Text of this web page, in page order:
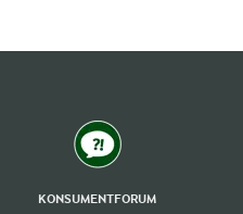
KONSUMENTFORUM